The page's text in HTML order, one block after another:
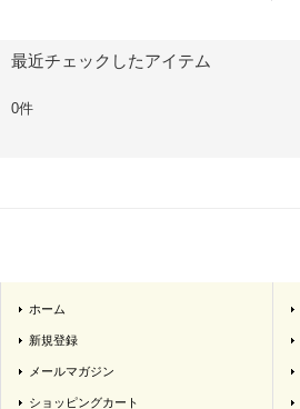
最近チェックしたアイテム
0件
ホーム
新規登録
メールマガジン
ショッピングカート